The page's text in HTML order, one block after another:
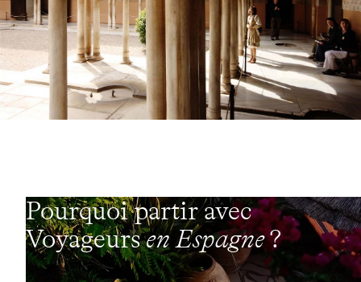
Pourquoi partir avec
Voyageursen Espagne?